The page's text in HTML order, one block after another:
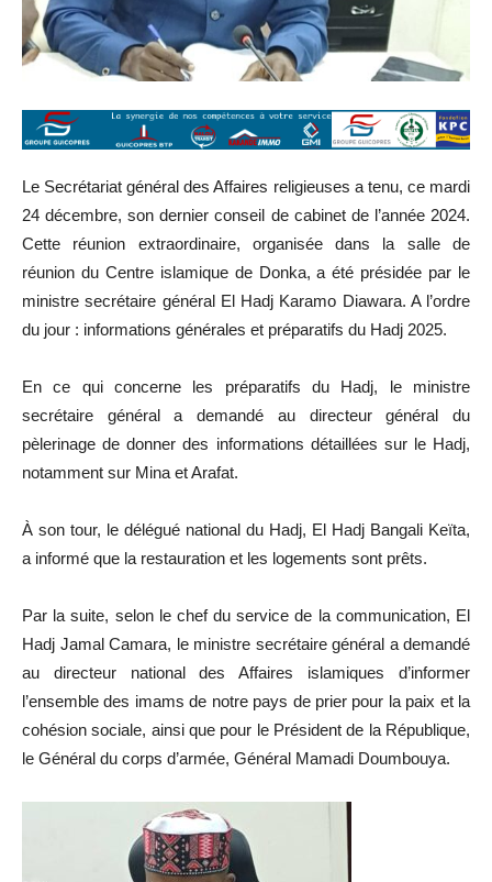
Le Secrétariat général des Affaires religieuses a tenu, ce mardi
24 décembre, son dernier conseil de cabinet de l’année 2024.
Cette réunion extraordinaire, organisée dans la salle de
réunion du Centre islamique de Donka, a été présidée par le
ministre secrétaire général El Hadj Karamo Diawara. A l’ordre
du jour : informations générales et préparatifs du Hadj 2025.
En ce qui concerne les préparatifs du Hadj, le ministre
secrétaire général a demandé au directeur général du
pèlerinage de donner des informations détaillées sur le Hadj,
notamment sur Mina et Arafat.
À son tour, le délégué national du Hadj, El Hadj Bangali Keïta,
a informé que la restauration et les logements sont prêts.
Par la suite, selon le chef du service de la communication, El
Hadj Jamal Camara, le ministre secrétaire général a demandé
au directeur national des Affaires islamiques d’informer
l’ensemble des imams de notre pays de prier pour la paix et la
cohésion sociale, ainsi que pour le Président de la République,
le Général du corps d’armée, Général Mamadi Doumbouya.